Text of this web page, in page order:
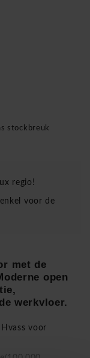
stockbreuk
regio!
voor de
met de
open
werkvloer.
voor